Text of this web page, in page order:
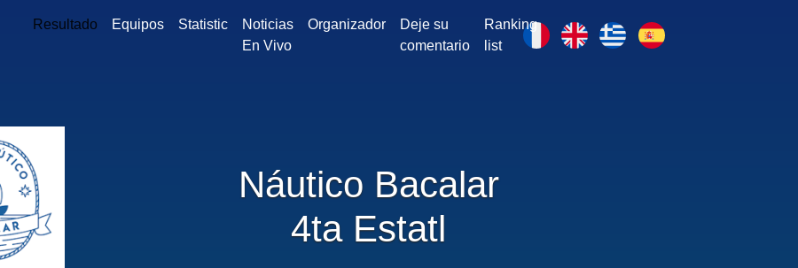
Resultado Equipos Statistic
Noticias
En Vivo
Organizador
Deje su
comentario
Ranking
list
Náutico Bacalar
4ta Estatl